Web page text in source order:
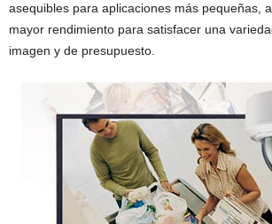
asequibles para aplicaciones más pequeñas,
mayor rendimiento para satisfacer una
imagen y de presupuesto.